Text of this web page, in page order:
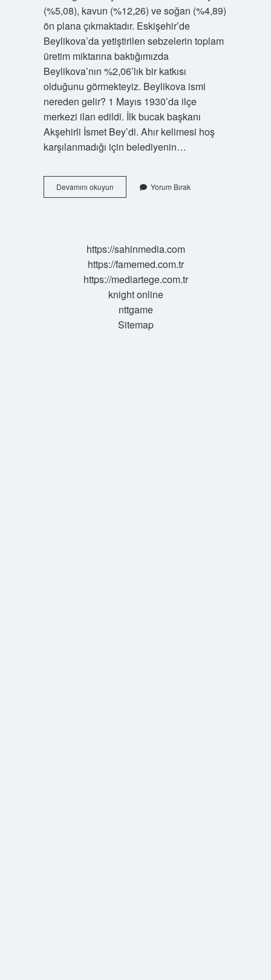
(%5,08), kavun (%12,26) ve soğan (%4,89)
ön plana çıkmaktadır. Eskişehir’de
Beylikova’da yetiştirilen sebzelerin toplam
üretim miktarına baktığımızda
Beylikova’nın %2,06’lık bir katkısı
olduğunu görmekteyiz. Beylikova ismi
nereden gelir? 1 Mayıs 1930’da ilçe
merkezi ilan edildi. İlk bucak başkanı
Akşehirli İsmet Bey’di. Ahır kelimesi hoş
karşılanmadığı için belediyenin…
Devamını okuyunEskişehir
Beylikova
Yorum Bırak
https://sahinmedia.com
https://famemed.com.tr
https://mediartege.com.tr
knight online
nttgame
Sitemap